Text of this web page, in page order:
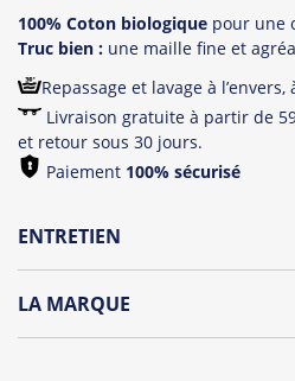
100% Coton biologique pour une
Truc bien : une maille fine et
Repassage et lavage à l’envers,
Livraison gratuite à partir de
et retour sous 30 jours.
Paiement 100% sécurisé
ENTRETIEN
LA MARQUE